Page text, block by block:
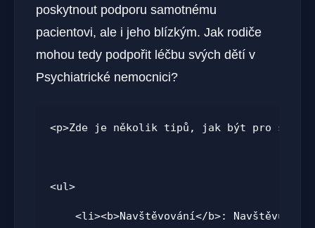
poskytnout podporu samotnému
pacientovi, ale i jeho blízkým. Jak rodiče
mohou tedy podpořit léčbu svých dětí v
Psychiatrické nemocnici?
<p>Zde je několik tipů, jak být pro své
<ul>
<li><b>Navštěvování</b>: Navštěvujte